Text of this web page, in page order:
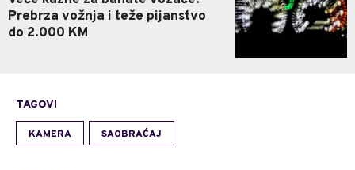
Prebrza vožnja i teže pijanstvo
do 2.000 KM
TAGOVI
KAMERA SAOBRAĆAJ